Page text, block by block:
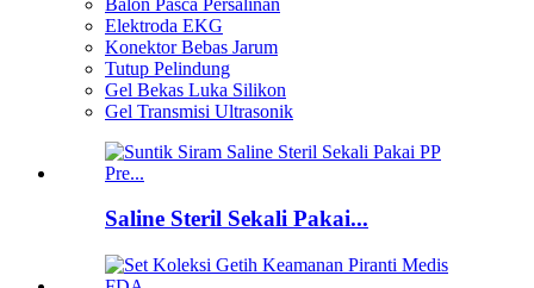
Elektroda EKG
Konektor Bebas Jarum
Tutup Pelindung
Gel Bekas Luka Silikon
Gel Transmisi Ultrasonik
Saline Steril Sekali Pakai...